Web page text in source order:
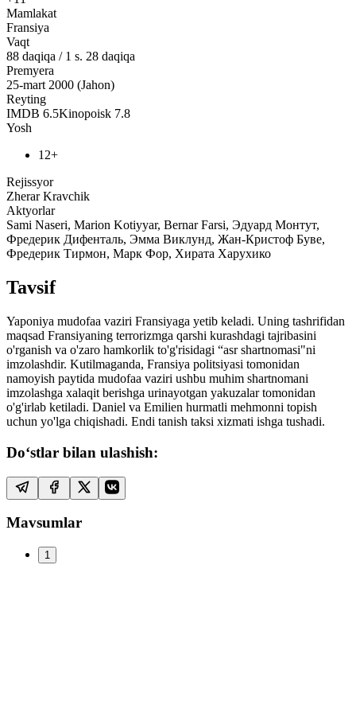
Mamlakat
Fransiya
Vaqt
88 daqiqa / 1 s. 28 daqiqa
Premyera
25-mart 2000 (Jahon)
Reyting
IMDB 6.5Kinopoisk 7.8
Yosh
12+
Rejissyor
Zherar Kravchik
Aktyorlar
Sami Naseri, Marion Kotiyyar, Bernar Farsi, Эдуард Монтут,
Фредерик Дифенталь, Эмма Виклунд, Жан-Кристоф Буве,
Фредерик Тирмон, Марк Фор, Хирата Харухико
Tavsif
Yaponiya mudofaa vaziri Fransiyaga yetib keladi. Uning tashrifidan
maqsad Fransiyaning terrorizmga qarshi kurashdagi tajribasini
o'rganish va o'zaro hamkorlik to'g'risidagi “asr shartnomasi"ni
imzolashdir. Kutilmaganda, Fransiya politsiyasi tomonidan
namoyish paytida mudofaa vaziri ushbu muhim shartnomani
imzolashga xalaqit berishga urinayotgan yakuzalar tomonidan
o'g'irlab ketiladi. Daniel va Emilien hurmatli mehmonni topish
uchun yo'lga chiqishadi. Endi tanish taksi xizmati ishga tushadi.
Do‘stlar bilan ulashish:
Mavsumlar
1